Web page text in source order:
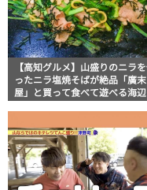
【高知グルメ】山盛りのニラ
ったニラ塩焼そばが絶品「廣末
屋」と買って食べて遊べる海